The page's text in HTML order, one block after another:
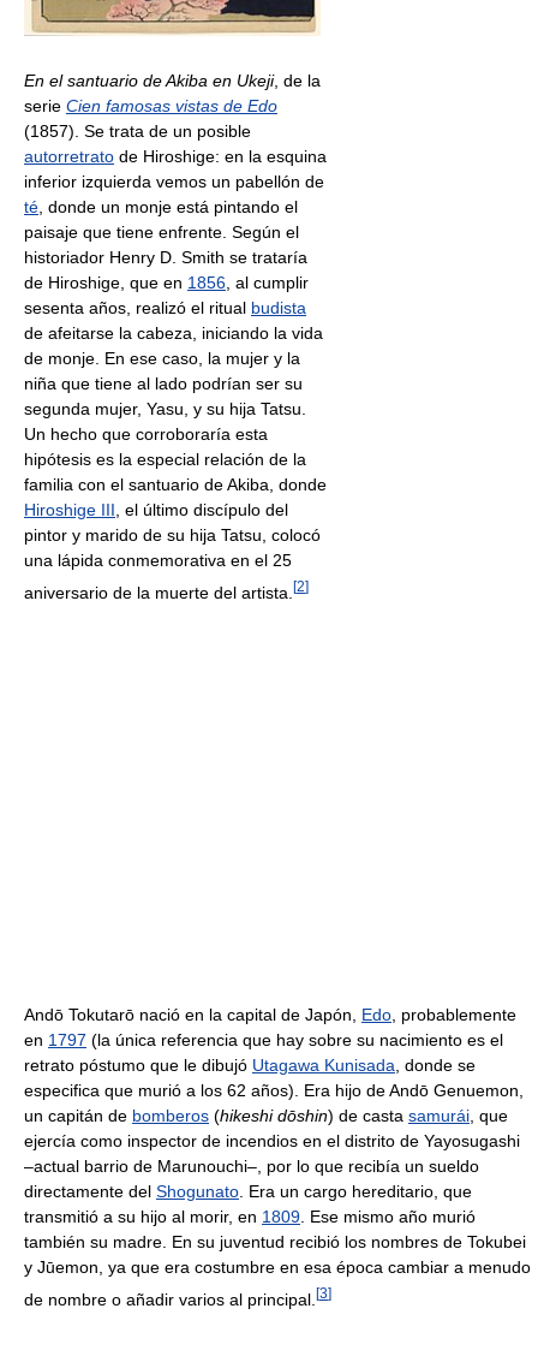
En el santuario de Akiba en Ukeji, de la
serie Cien famosas vistas de Edo
(1857). Se trata de un posible
autorretrato de Hiroshige: en la esquina
inferior izquierda vemos un pabellón de
té, donde un monje está pintando el
paisaje que tiene enfrente. Según el
historiador Henry D. Smith se trataría
de Hiroshige, que en 1856, al cumplir
sesenta años, realizó el ritual budista
de afeitarse la cabeza, iniciando la vida
de monje. En ese caso, la mujer y la
niña que tiene al lado podrían ser su
segunda mujer, Yasu, y su hija Tatsu.
Un hecho que corroboraría esta
hipótesis es la especial relación de la
familia con el santuario de Akiba, donde
Hiroshige III, el último discípulo del
pintor y marido de su hija Tatsu, colocó
una lápida conmemorativa en el 25
aniversario de la muerte del artista. [2]
Andō Tokutarō nació en la capital de Japón, Edo , probablemente
en 1797 (la única referencia que hay sobre su nacimiento es el
retrato póstumo que le dibujó Utagawa Kunisada , donde se
especifica que murió a los 62 años). Era hijo de Andō Genuemon,
un capitán de bomberos (hikeshi dōshin) de casta samurái , que
ejercía como inspector de incendios en el distrito de Yayosugashi
–actual barrio de Marunouchi–, por lo que recibía un sueldo
directamente del Shogunato . Era un cargo hereditario, que
transmitió a su hijo al morir, en 1809 . Ese mismo año murió
también su madre. En su juventud recibió los nombres de Tokubei
y Jūemon, ya que era costumbre en esa época cambiar a menudo
de nombre o añadir varios al principal. [3]